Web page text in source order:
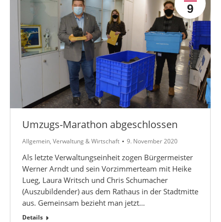
9
Umzugs-Marathon abgeschlossen
Allgemein, Verwaltung & Wirtschaft 9. November 2020
Als letzte Verwaltungseinheit zogen Bürgermeister
Werner Arndt und sein Vorzimmerteam mit Heike
Lueg, Laura Writsch und Chris Schumacher
(Auszubildender) aus dem Rathaus in der Stadtmitte
aus. Gemeinsam bezieht man jetzt…
Details